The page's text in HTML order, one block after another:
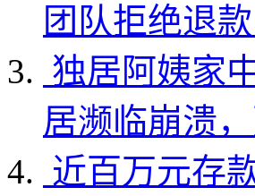
团队拒绝退
独居阿姨家
居濒临崩溃
近百万元存